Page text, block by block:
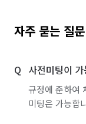
자주 묻는 질문
사전미팅이
규정에 준하여
미팅은 가능합